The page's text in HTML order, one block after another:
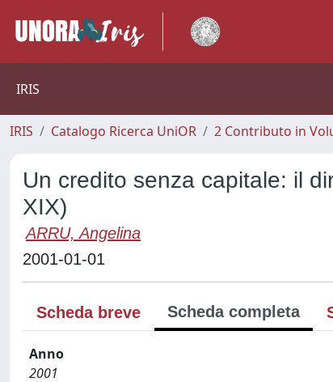
IRIS
IRIS Catalogo Ricerca UniOR 2 Contributo in
Un credito senza capitale: il
XIX)
ARRU, Angelina
2001-01-01
Scheda breve Scheda completa
Anno
2001